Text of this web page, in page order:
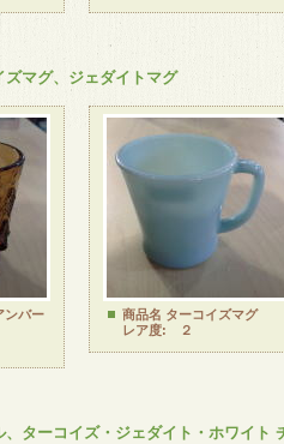
マグ、ジェダイトマグ
ンバー
商品名 ターコイズマグ
レア度: ２
ターコイズ・ジェダイト・ホワイト